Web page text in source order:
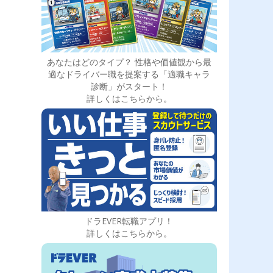
あなたはどのタイプ？ 性格や価値観から最
適なドライバー職を提案する「適職キャラ
診断」がスタート！
詳しくはこちらから。
ドラEVER転職アプリ！
詳しくはこちらから。